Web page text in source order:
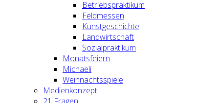
Betriebspraktikum
Feldmessen
Kunstgeschichte
Landwirtschaft
Sozialpraktikum
Monatsfeiern
Michaeli
Weihnachtsspiele
Medienkonzept